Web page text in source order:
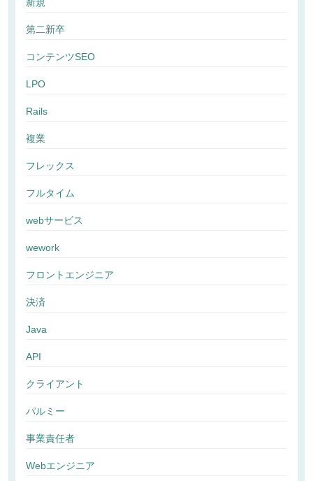
第二新卒
コンテンツSEO
LPO
Rails
複業
フレックス
フルタイム
webサービス
wework
フロントエンジニア
決済
Java
API
クライアント
パルミー
事業責任者
Webエンジニア